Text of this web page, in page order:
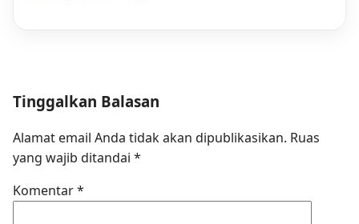
Tinggalkan Balasan
Alamat email Anda tidak akan dipublikasikan. Ruas
yang wajib ditandai *
Komentar*